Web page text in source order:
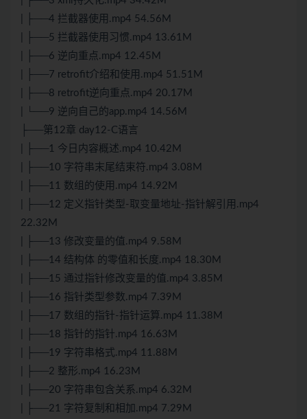
| ├──4 拦截器使用.mp4 54.56M
| ├──5 拦截器使用习惯.mp4 13.61M
| ├──6 逆向重点.mp4 12.45M
| ├──7 retrofit介绍和使用.mp4 51.51M
| ├──8 retrofit逆向重点.mp4 20.17M
| └──9 逆向自己的app.mp4 14.56M
├──第12章 day12-C语言
| ├──1 今日内容概述.mp4 10.42M
| ├──10 字符串末尾结束符.mp4 3.08M
| ├──11 数组的使用.mp4 14.92M
| ├──12 定义指针类型-取变量地址-指针解引用.mp4
22.32M
| ├──13 修改变量的值.mp4 9.58M
| ├──14 结构体 的零值和长度.mp4 18.30M
| ├──15 通过指针修改变量的值.mp4 3.85M
| ├──16 指针类型参数.mp4 7.39M
| ├──17 数组的指针-指针运算.mp4 11.38M
| ├──18 指针的指针.mp4 16.63M
| ├──19 字符串格式.mp4 11.88M
| ├──2 整形.mp4 16.23M
| ├──20 字符串包含关系.mp4 6.32M
| ├──21 字符复制和相加.mp4 7.29M